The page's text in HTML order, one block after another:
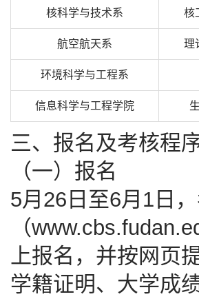
核科学与技术系 核
航空航天系 理
环境科学与工程系
信息科学与工程学院
三、报名及考核程
（一）报名
5月26日至6月1日
（
上报名，并按网页
学籍证明、大学成